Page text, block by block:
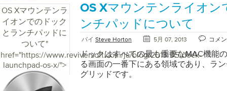
を実行すると、単純なマウスクリック
イバをすべて迅速かつ簡単にアップデ
こにあなたはそれを持っています。ノ
ーが充電されていない場合は、新しい
する前に、次の簡単な手順を試してく
トップが充電されない場合、任意の幸
問題を解決する必要があります。
からドライバを直接入手して、システ
実に入手できる便利なプログラムです
Windowsで動作します。クイックスキ
バージョンのドライバと古いドライバ
可能性があり、時間と煩わしさが大幅
作しませんか？ 更新されたドライバで
合、この問題はおそらく他の場所にあ
が過熱している可能性があります。コ
OS Xマウンテンラ
イオンでのドック
とランチパッドに
ついて"
href="https://www.reviversoft.com/ja/blog/2013/05/dock-
launchpad-os-x/">
OS Xマウンテンライオン
ンチパッドについて
バイ Steve Horton 5月 07, 2013 コメ
ドックはすべての最も重要なMAC機能
る画面の一番下にある領域であり、ラ
グリッドです。